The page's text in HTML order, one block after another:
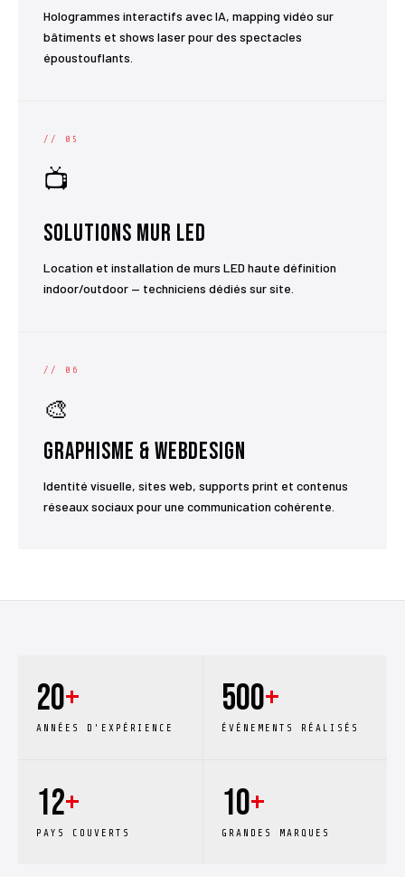
Hologrammes interactifs avec IA, mapping vidéo sur
bâtiments et shows laser pour des spectacles
époustouflants.
// 05
📺
Solutions Mur LED
Location et installation de murs LED haute définition
indoor/outdoor — techniciens dédiés sur site.
// 06
🎨
Graphisme & Webdesign
Identité visuelle, sites web, supports print et contenus
réseaux sociaux pour une communication cohérente.
20+
ANNÉES D'EXPÉRIENCE
500+
ÉVÉNEMENTS RÉALISÉS
12+
PAYS COUVERTS
10+
GRANDES MARQUES